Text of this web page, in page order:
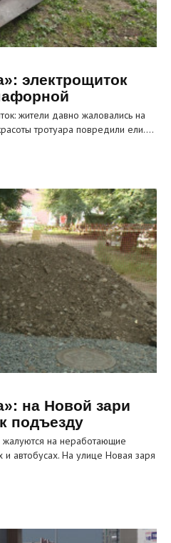
электрощиток
жители давно жаловались на
тротуара повредили ели.…
на Новой зари
подъезду
на неработающие
автобусах. На улице Новая заря